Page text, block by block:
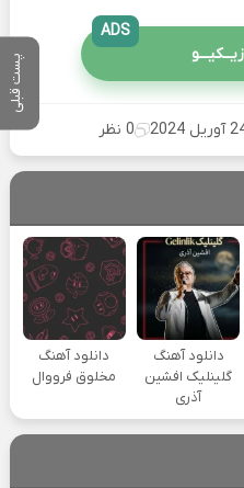
پست قبلی
ADS
2024 0 نظر
دانلود آهنگ
گلینلیک افشین
آذری
دانلود آهنگ
مخلوق فرووال